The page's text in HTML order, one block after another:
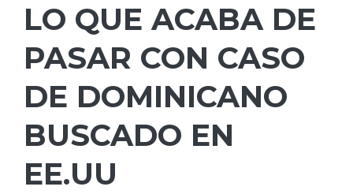
LO QUE ACABA DE
PASAR CON CASO
DE DOMINICANO
BUSCADO EN
EE.UU